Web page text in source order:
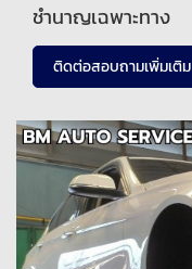
ชำนาญเฉพาะทาง
ติดต่อสอบถามเพิ่มเติม